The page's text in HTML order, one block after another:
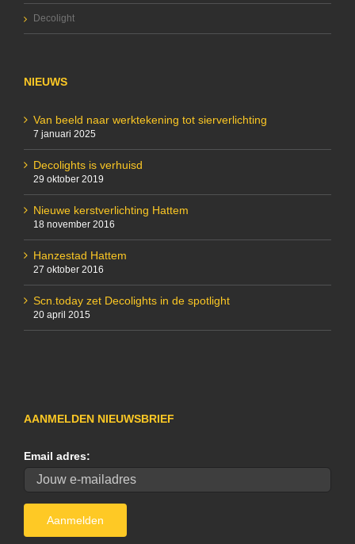
Decolight
NIEUWS
Van beeld naar werktekening tot sierverlichting
7 januari 2025
Decolights is verhuisd
29 oktober 2019
Nieuwe kerstverlichting Hattem
18 november 2016
Hanzestad Hattem
27 oktober 2016
Scn.today zet Decolights in de spotlight
20 april 2015
AANMELDEN NIEUWSBRIEF
Email adres: